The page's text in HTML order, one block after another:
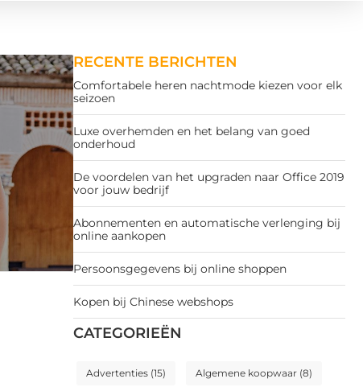
RECENTE BERICHTEN
Comfortabele heren nachtmode kiezen voor elk
seizoen
Luxe overhemden en het belang van goed
onderhoud
De voordelen van het upgraden naar Office 2019
voor jouw bedrijf
Abonnementen en automatische verlenging bij
online aankopen
Persoonsgegevens bij online shoppen
Kopen bij Chinese webshops
CATEGORIEËN
Advertenties (15) Algemene koopwaar (8)